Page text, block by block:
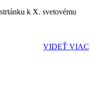
k X. svetovému
VIDEŤ VIAC